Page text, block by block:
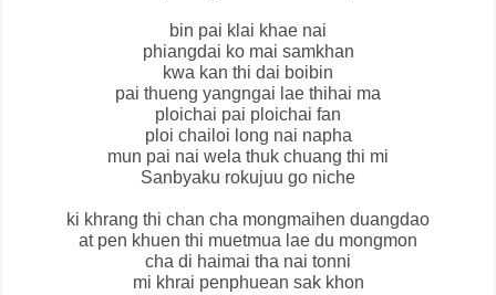
bin pai klai khae nai
phiangdai ko mai samkhan
kwa kan thi dai boibin
pai thueng yangngai lae thihai ma
ploichai pai ploichai fan
ploi chailoi long nai napha
mun pai nai wela thuk chuang thi mi
Sanbyaku rokujuu go niche
ki khrang thi chan cha mongmaihen duangdao
at pen khuen thi muetmua lae du mongmon
cha di haimai tha nai tonni
mi khrai penphuean sak khon